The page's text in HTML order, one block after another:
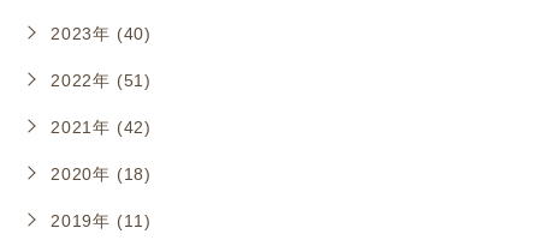
2023年 (40)
2022年 (51)
2021年 (42)
2020年 (18)
2019年 (11)